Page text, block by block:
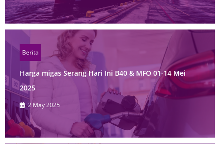
Berita
Harga migas Serang Hari Ini B40 & MFO 01-14 Mei
2025
2 May 2025